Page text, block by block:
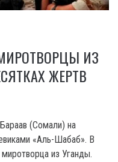
ИЗ
ЖЕРТВ
(Сомали) на
«Аль-Шабаб». В
из Уганды.